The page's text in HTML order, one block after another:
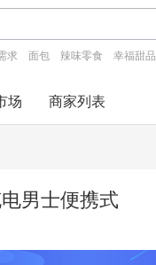
求 面包 辣味零食 幸福甜品
场 商家列表
男士便携式